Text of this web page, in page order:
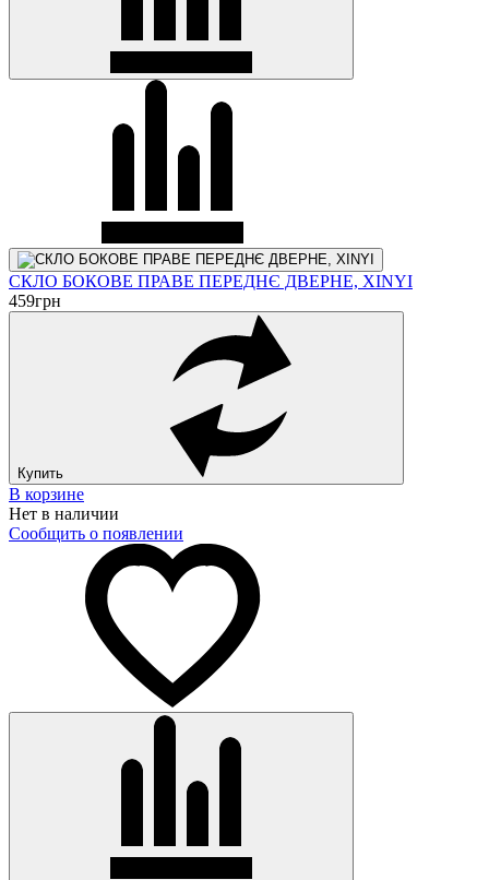
СКЛО БОКОВЕ ПРАВЕ ПЕРЕДНЄ ДВЕРНЕ, XINYI
459грн
Купить
В корзине
Нет в наличии
Сообщить о появлении